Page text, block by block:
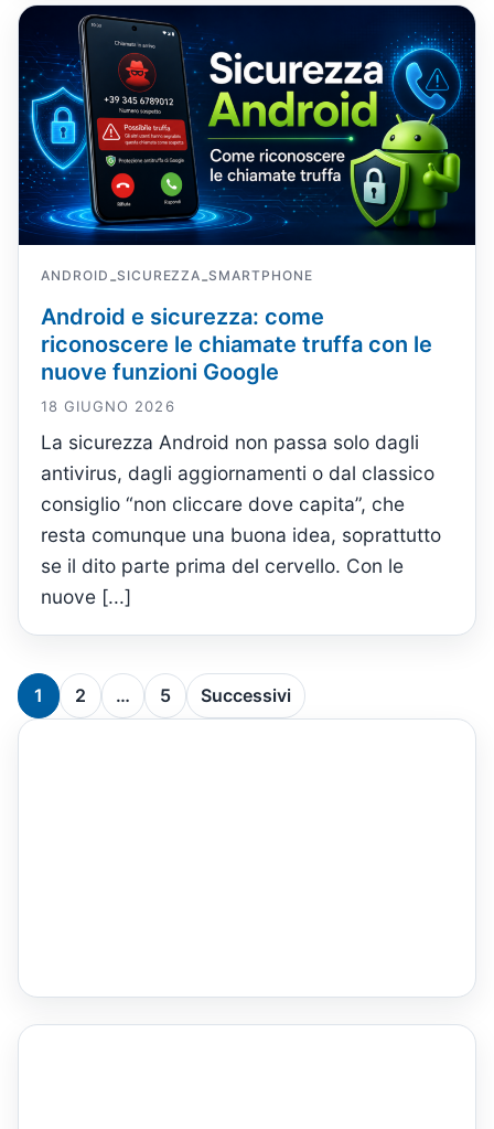
ANDROID -SICUREZZA-SMARTPHONE
Android e sicurezza: come
riconoscere le chiamate truffa con le
nuove funzioni Google
18 GIUGNO 2026
La sicurezza Android non passa solo dagli
antivirus, dagli aggiornamenti o dal classico
consiglio “non cliccare dove capita”, che
resta comunque una buona idea, soprattutto
se il dito parte prima del cervello. Con le
nuove [...]
Paginazione
degli
1 2 … 5 Successivi